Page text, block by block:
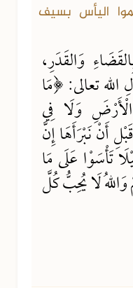
اليأس بسيف
وَالقَدَرِ،
تعالى: ﴿مَا
وَلَا فِي
أَنْ نَبْرَأَهَا إِنَّ
تَأْسَوْا عَلَى مَا
وَاللهُ لَا يُحِبُّ كُلَّ